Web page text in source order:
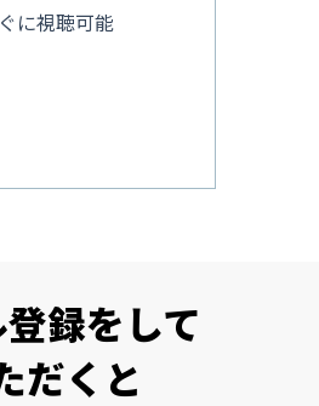
に視聴可能
録をして
だくと